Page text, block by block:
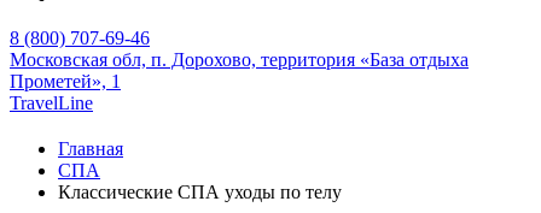
8 (800) 707-69-46
Московская обл, п. Дорохово, территория «База отдыха
Прометей», 1
TravelLine
Главная
СПА
Классические СПА уходы по телу